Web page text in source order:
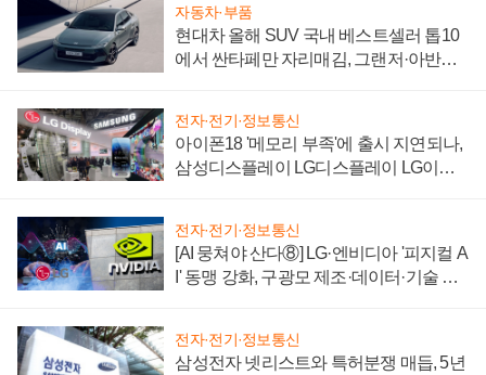
자동차·부품
현대차 올해 SUV 국내 베스트셀러 톱10
에서 싼타페만 자리매김, 그랜저·아반떼
전자·전기·정보통신
아이폰18 '메모리 부족'에 출시 지연되나,
삼성디스플레이 LG디스플레이 LG이노
전자·전기·정보통신
[AI 뭉쳐야 산다⑧] LG·엔비디아 '피지컬 A
I' 동맹 강화, 구광모 제조·데이터·기술 결
전자·전기·정보통신
삼성전자 넷리스트와 특허분쟁 매듭, 5년